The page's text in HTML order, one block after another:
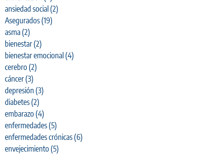
ansiedad social(2)
Asegurados(19)
asma(2)
bienestar(2)
bienestar emocional(4)
cerebro (2)
cáncer(3)
depresión (3)
diabetes(2)
embarazo (4)
enfermedades(5)
enfermedades crónicas(6)
envejecimiento (5)